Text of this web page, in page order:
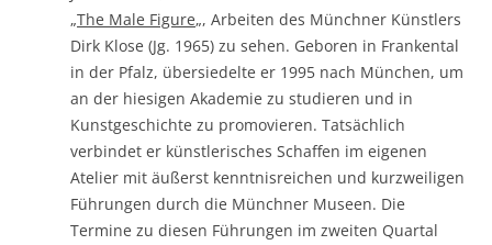
„The Male Figure„, Arbeiten des Münchner Künstlers
Dirk Klose (Jg. 1965) zu sehen. Geboren in Frankental
in der Pfalz, übersiedelte er 1995 nach München, um
an der hiesigen Akademie zu studieren und in
Kunstgeschichte zu promovieren. Tatsächlich
verbindet er künstlerisches Schaffen im eigenen
Atelier mit äußerst kenntnisreichen und kurzweiligen
Führungen durch die Münchner Museen. Die
Termine zu diesen Führungen im zweiten Quartal